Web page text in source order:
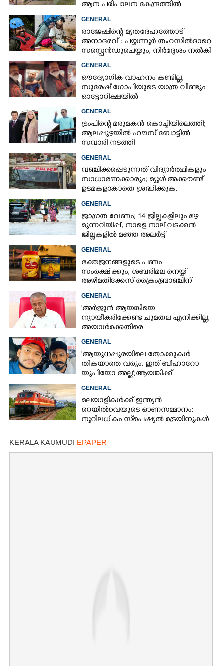
ആന പരിപാലന കേന്ദ്രത്തിൽ
GENERAL
രാജേഷിന്റെ മൃതദേഹത്തോട്
അനാദരവ് : പയ്യന്നൂർ തഹസിൽദാറെ
സസ്പെൻഡുചെയ്യും, നിർദ്ദേശം നൽകി
GENERAL
ഔദ്യോഗിക വാഹനം കണ്ടില്ല,
സുരേഷ് ഗോപിയുടെ യാത്ര വീണ്ടും
ഓട്ടോറിക്ഷയിൽ
GENERAL
ട്രംപിന്റെ മരുമകൻ കൊച്ചിയിലെത്തി;
ആലപ്പുഴയിൽ ഹൗസ് ബോട്ടിൽ
സവാരി നടത്തി
GENERAL
വഞ്ചിക്കപ്പെടുന്നത് വിദ്യാർത്ഥികളും
സാധാരണക്കാരും; മ്യൂൾ അക്കൗണ്ട്
ഉടമകളാകാതെ ശ്രദ്ധിക്കുക,
GENERAL
ജാഗ്രത വേണം; 14 ജില്ലകളിലും മഴ
മുന്നറിയിപ്പ്, നാളെ നാല് വടക്കൻ
ജില്ലകളിൽ മഞ്ഞ അലർട്ട്
GENERAL
ഭക്തജനങ്ങളുടെ പണം
സംരക്ഷിക്കും, ശബരിമല നെയ്യ്
അഴിമതിക്കേസ് ക്രൈംബ്രാഞ്ചിന്
GENERAL
'അർജുൻ ആയങ്കിയെ
ന്യായീകരിക്കേണ്ട ചുമതല എനിക്കില്ല,
അയാൾക്കെതിരെ
GENERAL
'ആയുധപ്പുരയിലെ തോക്കുകൾ
തികയാതെ വരും, ഇത് ബീഹാറോ
യുപിയോ അല്ല';ആയങ്കിക്ക്
GENERAL
മലയാളികൾക്ക് ഇന്ത്യൻ
റെയിൽവെയുടെ ഓണസമ്മാനം;
നൂറിലധികം സ്‌പെഷ്യൽ ട്രെയിനുകൾ
KERALA KAUMUDI EPAPER